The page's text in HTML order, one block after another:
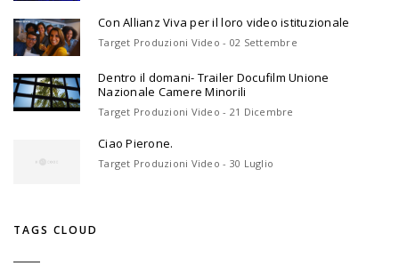
Con Allianz Viva per il loro video istituzionale
Target Produzioni Video - 02 Settembre
Dentro il domani- Trailer Docufilm Unione
Nazionale Camere Minorili
Target Produzioni Video - 21 Dicembre
Ciao Pierone.
Target Produzioni Video - 30 Luglio
TAGS CLOUD